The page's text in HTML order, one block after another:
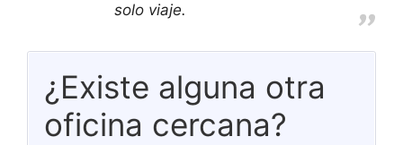
solo viaje.
¿Existe alguna otra
oficina cercana?